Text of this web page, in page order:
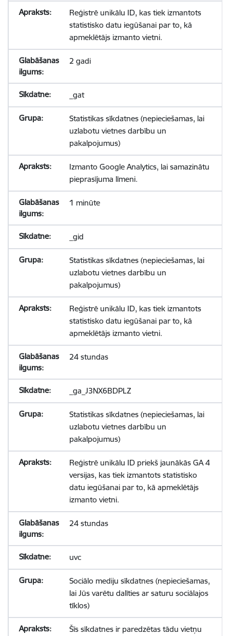
Reģistrē unikālu ID, kas tiek izmantots
statistisko datu iegūšanai par to, kā
apmeklētājs izmanto vietni.
2 gadi
_gat
Statistikas sīkdatnes (nepieciešamas, lai
uzlabotu vietnes darbību un
pakalpojumus)
Izmanto Google Analytics, lai samazinātu
pieprasījuma līmeni.
1 minūte
_gid
Statistikas sīkdatnes (nepieciešamas, lai
uzlabotu vietnes darbību un
pakalpojumus)
Reģistrē unikālu ID, kas tiek izmantots
statistisko datu iegūšanai par to, kā
apmeklētājs izmanto vietni.
24 stundas
_ga_J3NX6BDPLZ
Statistikas sīkdatnes (nepieciešamas, lai
uzlabotu vietnes darbību un
pakalpojumus)
Reģistrē unikālu ID priekš jaunākās GA 4
versijas, kas tiek izmantots statistisko
datu iegūšanai par to, kā apmeklētājs
izmanto vietni.
24 stundas
uvc
Sociālo mediju sīkdatnes (nepieciešamas,
lai Jūs varētu dalīties ar saturu sociālajos
tīklos)
Šīs sīkdatnes ir paredzētas tādu vietņu